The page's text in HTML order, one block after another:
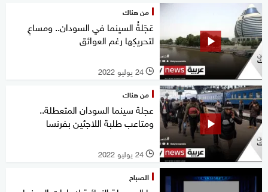
من هناك
عَجَلةُ السينما في السودان.. ومساعٍ
لتحريكِها رغم العوائق
l 24 يوليو 2022
من هناك
عجلة سينما السودان المتعطلة..
ومتاعب طلبة اللاجئين بفرنسا
l 24 يوليو 2022
الصباح